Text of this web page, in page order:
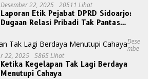
Desember 22, 2025 20511 Lihat
Laporan Etik Pejabat DPRD Sidoarjo:
Dugaan Relasi Pribadi Tak Pantas
Dese
Mbe
R 22, 2025 5865 Lihat
Ketika Kegelapan Tak Lagi Berdaya
Menutupi Cahaya